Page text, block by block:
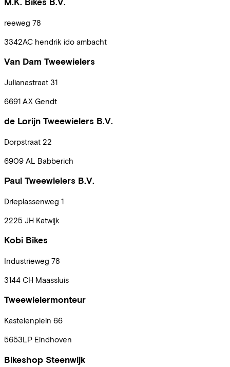
reeweg 78
3342AC hendrik ido ambacht
Van Dam Tweewielers
Julianastraat 31
6691 AX Gendt
de Lorijn Tweewielers B.V.
Dorpstraat 22
6909 AL Babberich
Paul Tweewielers B.V.
Drieplassenweg 1
2225 JH Katwijk
Kobi Bikes
Industrieweg 78
3144 CH Maassluis
Tweewielermonteur
Kastelenplein 66
5653LP Eindhoven
Bikeshop Steenwijk